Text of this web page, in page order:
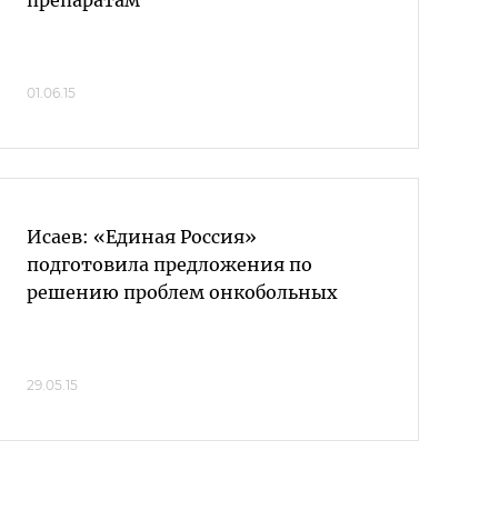
01.06.15
Исаев: «Единая Россия»
подготовила предложения по
решению проблем онкобольных
29.05.15